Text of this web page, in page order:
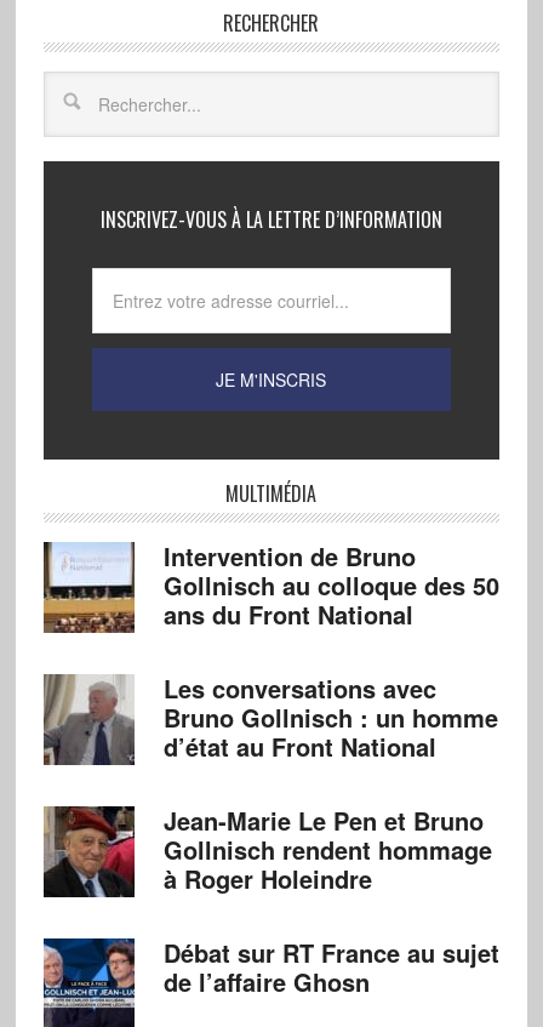
RECHERCHER
INSCRIVEZ-VOUS À LA LETTRE D’INFORMATION
MULTIMÉDIA
Intervention de Bruno
Gollnisch au colloque des 50
ans du Front National
Les conversations avec
Bruno Gollnisch : un homme
d’état au Front National
Jean-Marie Le Pen et Bruno
Gollnisch rendent hommage
à Roger Holeindre
Débat sur RT France au sujet
de l’affaire Ghosn